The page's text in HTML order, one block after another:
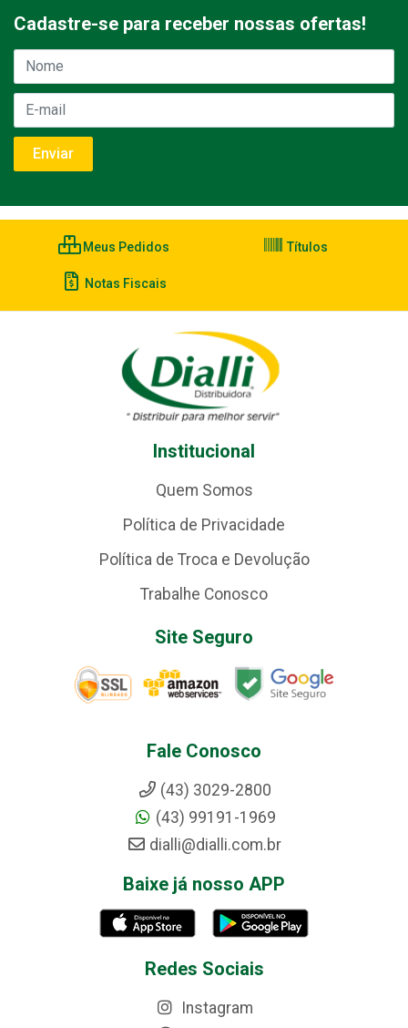
Cadastre-se para receber nossas ofertas!
Meus Pedidos Títulos
Notas Fiscais
Institucional
Quem Somos
Política de Privacidade
Política de Troca e Devolução
Trabalhe Conosco
Site Seguro
Fale Conosco
(43) 3029-2800
(43) 99191-1969
dialli@dialli.com.br
Baixe já nosso APP
Redes Sociais
Instagram